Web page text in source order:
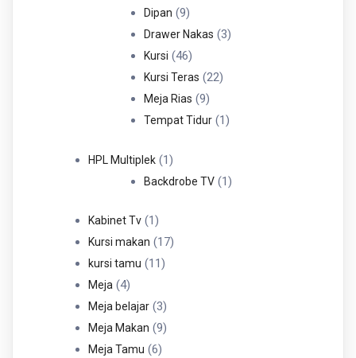
Dipan 99
Produk
Drawer Nakas 33
Kursi 4646
Produk
Kursi Teras 2222
Meja Rias 99
Produk
Tempat Tidur 11
HPL Multiplek 11
Produk
Backdrobe TV 11
Kabinet Tv 11
Produk
Kursi makan 1717
kursi tamu 1111
Meja 44
Produk
Meja belajar 33
Produk
Meja Makan 99
Meja Tamu 66